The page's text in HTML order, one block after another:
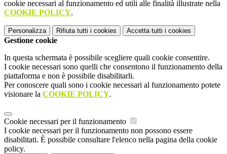
cookie necessari al funzionamento ed utili alle finalità illustrate nella
COOKIE POLICY.
Personalizza Rifiuta tutti i cookies Accetta tutti i cookies
Gestione cookie
In questa schermata è possibile scegliere quali cookie consentire.
I cookie necessari sono quelli che consentono il funzionamento della
piattaforma e non è possibile disabilitarli.
Per conoscere quali sono i cookie necessari al funzionamento potete
visionare la COOKIE POLICY.
Cookie necessari per il funzionamento
I cookie necessari per il funzionamento non possono essere
disabilitati. È possibile consultare l'elenco nella pagina della cookie
policy.